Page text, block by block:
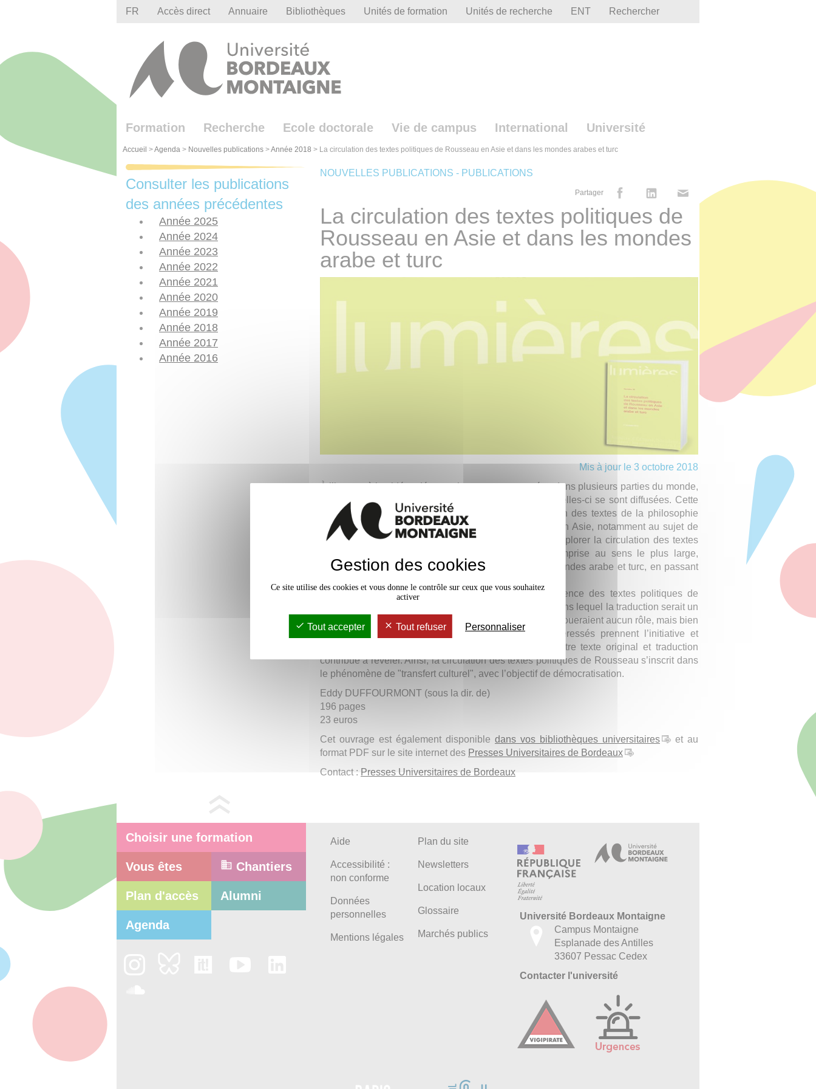
FR Accès direct Annuaire Bibliothèques Unités de formation Unités de recherche ENT Rechercher
Formation Recherche Ecole doctorale Vie de campus International Université
Accueil >Agenda > Nouvelles publications >Année 2018 > La circulation des textes politiques de Rousseau en Asie et dans les mondes arabes et turc
NOUVELLES PUBLICATIONS - PUBLICATIONS
Partager
La circulation des textes politiques de
Rousseau en Asie et dans les mondes
arabe et turc
Mis à jour le 3 octobre 2018
À l’heure où les idées démocratiques sont contestées dans plusieurs parties du monde,
il n’est pas inutile de s’interroger sur la manière dont celles-ci se sont diffusées. Cette
question, qui est sous-tendue par celle de la traduction des textes de la philosophie
politique moderne, est un champ largement inexploré en Asie, notamment au sujet de
Jean-Jacques Rousseau. Le présent numéro entend explorer la circulation des textes
politiques du Citoyen de Genève dans une Asie comprise au sens le plus large,
comprenant aussi bien la Chine et le Japon que les mondes arabe et turc, en passant
Dans tous les cas, l’objectif a été d’analyser la présence des textes politiques de
Rousseau non pas comme le produit d’une réception, dans lequel la traduction serait un
phénomène évident et mécanique, où les Asiatiques ne joueraient aucun rôle, mais bien
comme celui d’une circulation, dans laquelle les intéressés prennent l’initiative et
utilisent les textes dans des buts que le décalage entre texte original et traduction
contribue à révéler. Ainsi, la circulation des textes politiques de Rousseau s’inscrit dans
le phénomène de "transfert culturel", avec l’objectif de démocratisation.
Eddy DUFFOURMONT (sous la dir. de)
196 pages
23 euros
Cet ouvrage est également disponible dans vos bibliothèques universitaires
et au
format PDF sur le site internet des Presses Universitaires de Bordeaux
Contact : Presses Universitaires de Bordeaux
Consulter les publications
des années précédentes
Année 2025
Année 2024
Année 2023
Année 2022
Année 2021
Année 2020
Année 2019
Année 2018
Année 2017
Année 2016
Choisir une formation
Vous êtes Chantiers
Plan d'accès Alumni
Agenda
Aide
Accessibilité :
non conforme
Données
personnelles
Mentions légales
Plan du site
Newsletters
Location locaux
Glossaire
Marchés publics
Université Bordeaux Montaigne
Campus Montaigne
Esplanade des Antilles
33607 Pessac Cedex
Contacter l'université
Gestion des cookies
Ce site utilise des cookies et vous donne le contrôle sur ceux que vous souhaitez
activer
Tout accepter Tout refuser Personnaliser